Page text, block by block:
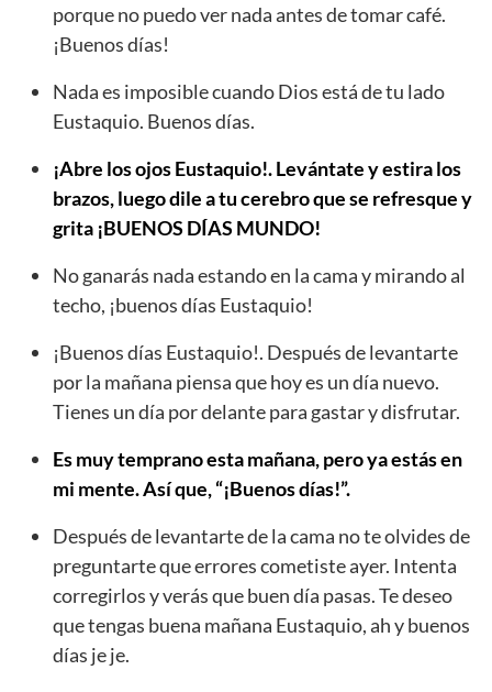
porque no puedo ver nada antes de tomar café.
¡Buenos días!
Nada es imposible cuando Dios está de tu lado
Eustaquio. Buenos días.
¡Abre los ojos Eustaquio!. Levántate y estira los
brazos, luego dile a tu cerebro que se refresque y
grita ¡BUENOS DÍAS MUNDO!
No ganarás nada estando en la cama y mirando al
techo, ¡buenos días Eustaquio!
¡Buenos días Eustaquio!. Después de levantarte
por la mañana piensa que hoy es un día nuevo.
Tienes un día por delante para gastar y disfrutar.
Es muy temprano esta mañana, pero ya estás en
mi mente. Así que, “¡Buenos días!”.
Después de levantarte de la cama no te olvides de
preguntarte que errores cometiste ayer. Intenta
corregirlos y verás que buen día pasas. Te deseo
que tengas buena mañana Eustaquio, ah y buenos
días je je.